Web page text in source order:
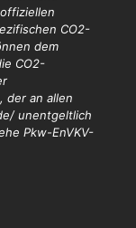
CO2-
dem
CO2-
der an allen
unentgeltlich
Pkw-EnVKV-